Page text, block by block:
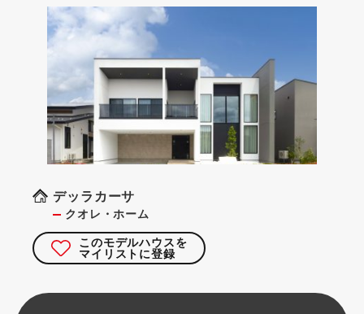
デッラカーサ
クオレ・ホーム
このモデルハウスを
マイリストに登録